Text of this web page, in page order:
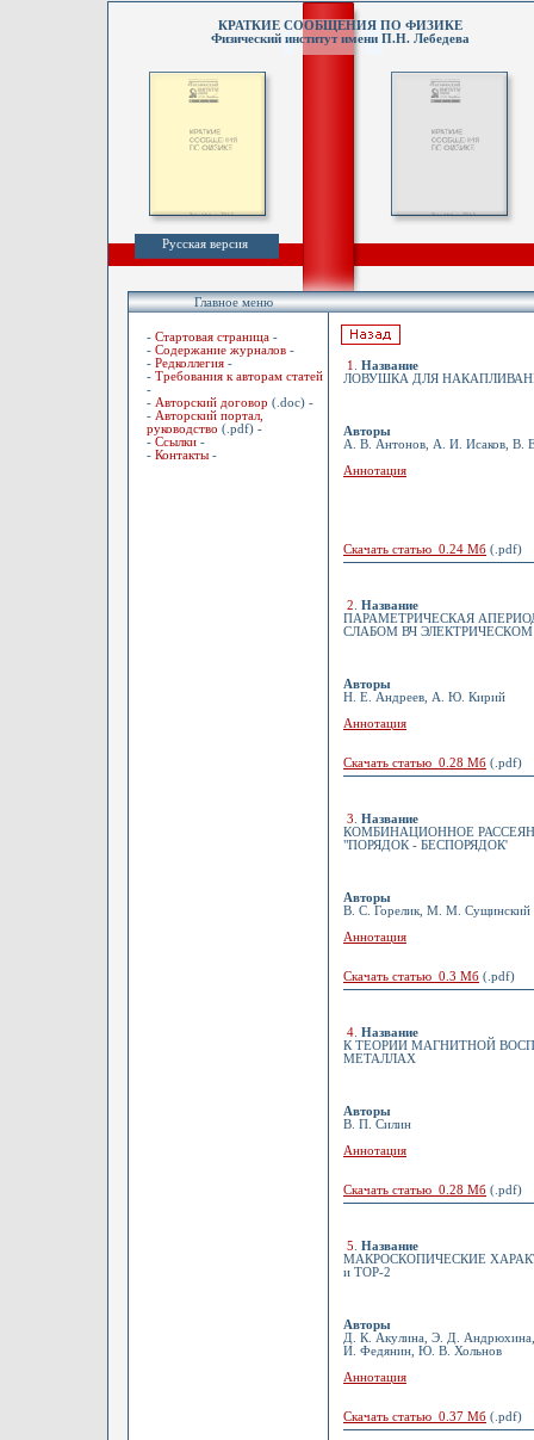
КРАТКИЕ СООБЩЕНИЯ ПО ФИЗИКЕ
Физический институт имени П.Н. Лебедева
Русская версия
Главное меню
- Стартовая страница -
- Содержание журналов -
- Редколлегия -
- Требования к авторам статей
-
- Авторский договор (.doc) -
- Авторский портал,
руководство (.pdf) -
- Ссылки -
- Контакты -
1
Название
ЛОВУШКА ДЛЯ
Авторы
А. В. Антонов, А. И. Исаков, В.
Аннотация
Скачать статью 0.24 Мб (.pdf)
2
Название
ПАРАМЕТРИЧЕСКАЯ
СЛАБОМ ВЧ
Авторы
Н. Е. Андреев, А. Ю. Кирий
Аннотация
Скачать статью 0.28 Мб (.pdf)
3
Название
КОМБИНАЦИОННОЕ
"ПОРЯДОК - БЕСПОРЯДОК'
Авторы
В. С. Горелик, М. М. Сущинский
Аннотация
Скачать статью 0.3 Мб (.pdf)
4 Название
К ТЕОРИИ МАГНИТНОЙ
МЕТАЛЛАХ
Авторы
В. П. Силин
Аннотация
Скачать статью 0.28 Мб (.pdf)
5
Название
МАКРОСКОПИЧЕСКИЕ
и ТОР-2
Авторы
Д. К. Акулина, Э. Д.
И. Федянин, Ю. В. Хольнов
Аннотация
Скачать статью 0.37 Мб (.pdf)